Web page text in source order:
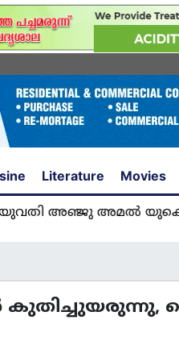
Literature Movies
അമൽ യുകെയിൽ